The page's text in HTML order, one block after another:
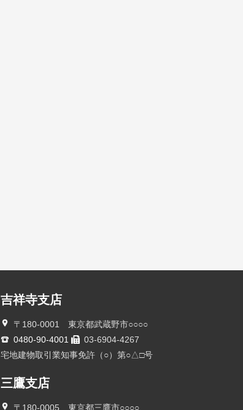
吉祥寺支店
〒180-0001 東京都武蔵野市○○○○
0480-90-4001
03-6904-4267
宅地建物取引業知事免許（○）第○△□号
三鷹支店
〒180-0005 東京都三鷹市○○○○